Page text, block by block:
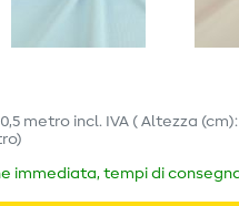
0,5 metro incl. IVA ( Altezza
)
immediata, tempi di